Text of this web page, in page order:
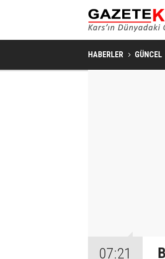
SAKIN VE ŞIK BIR
HABERLER GÜNCEL
07:21